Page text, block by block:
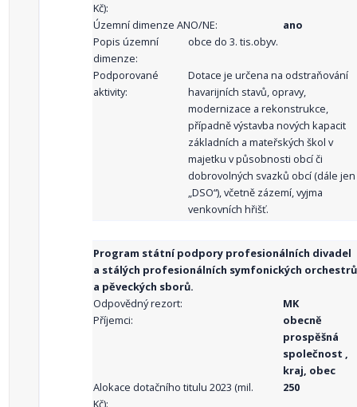
Kč):
Územní dimenze ANO/NE:
ano
Popis územní
dimenze:
obce do 3. tis.obyv.
Podporované
aktivity:
Dotace je určena na odstraňování
havarijních stavů, opravy,
modernizace a rekonstrukce,
případně výstavba nových kapacit
základních a mateřských škol v
majetku v působnosti obcí či
dobrovolných svazků obcí (dále jen
„DSO“), včetně zázemí, vyjma
venkovních hřišť.
Program státní podpory profesionálních divadel
a stálých profesionálních symfonických orchestrů
a pěveckých sborů.
Odpovědný rezort:
MK
Příjemci:
obecně
prospěšná
společnost ,
kraj, obec
Alokace dotačního titulu 2023 (mil.
Kč):
250